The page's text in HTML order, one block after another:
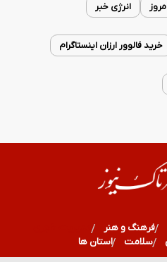
انرژی خبر
خرید فالوور ارزان اینستاگرام
فرهنگ و هنر
مدیریت شهری
سلامت استان ها